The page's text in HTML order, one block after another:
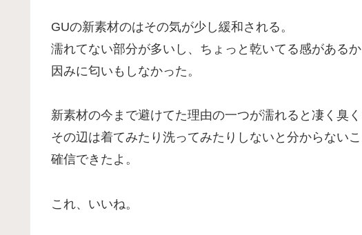
GUの新素材のはその気が少し緩和される。
濡れてない部分が多いし、ちょっと乾いてる感がある
因みに匂いもしなかった。
新素材の今まで避けてた理由の一つが濡れると凄く臭
その辺は着てみたり洗ってみたりしないと分からない
確信できたよ。
これ、いいね。